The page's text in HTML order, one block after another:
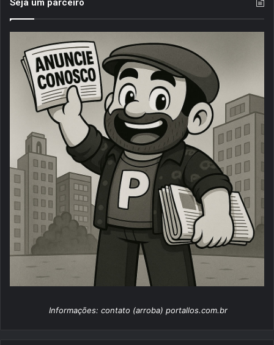
Seja um parceiro
Informações: contato (arroba) portallos.com.br